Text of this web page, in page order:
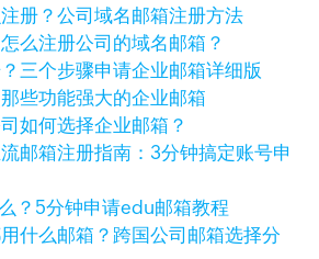
册？公司域名邮箱注册方法
么注册公司的域名邮箱？
三个步骤申请企业邮箱详细版
些功能强大的企业邮箱
如何选择企业邮箱？
邮箱注册指南：3分钟搞定账号申
？5分钟申请edu邮箱教程
什么邮箱？跨国公司邮箱选择分